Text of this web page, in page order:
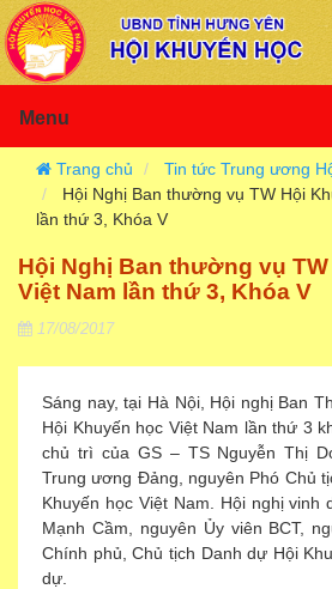
Menu
Trang chủ
Tin tức Trung ương
Hội Nghị Ban thường vụ TW Hội
lần thứ 3, Khóa V
Hội Nghị Ban thường vụ
Việt Nam lần thứ 3, Khóa V
17/08/2017
Sáng nay, tại Hà Nội, Hội nghị Ban
Hội Khuyến học Việt Nam lần thứ 3
chủ trì của GS – TS Nguyễn Thị
Trung ương Đảng, nguyên Phó Chủ
Khuyến học Việt Nam. Hội nghị vinh
Mạnh Cầm, nguyên Ủy viên BCT,
Chính phủ, Chủ tịch Danh dự Hội
dự.